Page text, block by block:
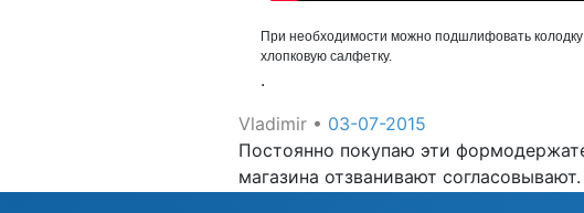
При необходимости можно подшлифовать
хлопковую салфетку.
.
Vladimir • 03-07-2015
Постоянно покупаю эти
магазина отзванивают